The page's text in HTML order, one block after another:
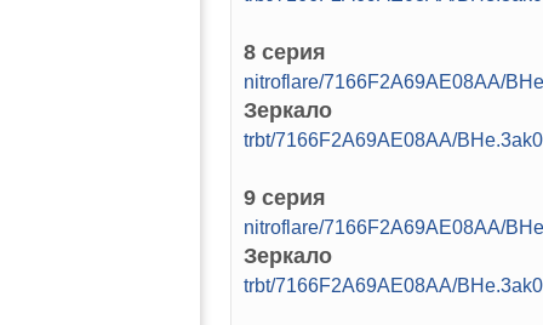
8 серия
nitroflare/7166F2A69AE08AA/
Зеркало
trbt/7166F2A69AE08AA/
9 серия
nitroflare/7166F2A69AE08AA/
Зеркало
trbt/7166F2A69AE08AA/